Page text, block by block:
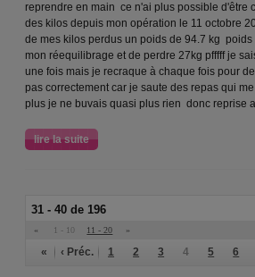
reprendre en main ce n'ai plus possible d'être
des kilos depuis mon opération le 11 octobre
de mes kilos perdus un poids de 94.7 kg
mon réequilibrage et de perdre 27kg pfffff je
une fois mais je recraque à chaque fois pour
pas correctement car je saute des repas qui
plus je ne buvais quasi plus rien donc reprise
lire la suite
31 - 40 de 196
« 1 - 10 11 - 20 »
« ‹ Préc. 1 2 3 4 5 6